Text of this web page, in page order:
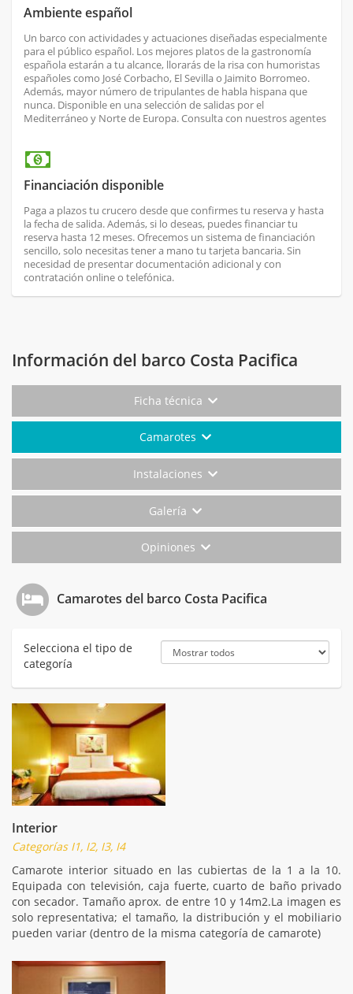
Ambiente español
Un barco con actividades y actuaciones diseñadas especialmente
para el público español. Los mejores platos de la gastronomía
española estarán a tu alcance, llorarás de la risa con humoristas
españoles como José Corbacho, El Sevilla o Jaimito Borromeo.
Además, mayor número de tripulantes de habla hispana que
nunca. Disponible en una selección de salidas por el
Mediterráneo y Norte de Europa. Consulta con nuestros agentes
Financiación disponible
Paga a plazos tu crucero desde que confirmes tu reserva y hasta
la fecha de salida. Además, si lo deseas, puedes financiar tu
reserva hasta 12 meses. Ofrecemos un sistema de financiación
sencillo, solo necesitas tener a mano tu tarjeta bancaria. Sin
necesidad de presentar documentación adicional y con
contratación online o telefónica.
Información del barco Costa Pacifica
Ficha técnica
Camarotes
Instalaciones
Galería
Opiniones
Camarotes del barco Costa Pacifica
Selecciona el tipo de
categoría
Interior
Categorías I1, I2, I3, I4
Camarote interior situado en las cubiertas de la 1 a la 10.
Equipada con televisión, caja fuerte, cuarto de baño privado
con secador. Tamaño aprox. de entre 10 y 14m2.La imagen es
solo representativa; el tamaño, la distribución y el mobiliario
pueden variar (dentro de la misma categoría de camarote)